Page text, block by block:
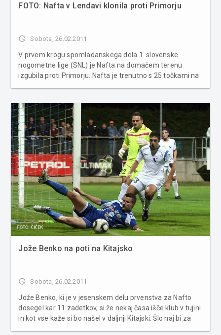
FOTO: Nafta v Lendavi klonila proti Primorju
access_time Sobota, 26.02.2011
V prvem krogu spomladanskega dela 1. slovenske
nogometne lige (SNL) je Nafta na domačem terenu
izgubila proti Primorju. Nafta je trenutno s 25 točkami na
82.) Nafta: Jozič, M...
Jože Benko na poti na Kitajsko
access_time Sobota, 26.02.2011
Jože Benko, ki je v jesenskem delu prvenstva za Nafto
dosegel kar 11 zadetkov, si že nekaj časa išče klub v tujini
in kot vse kaže si bo našel v daljnji Kitajski. Šlo naj bi za